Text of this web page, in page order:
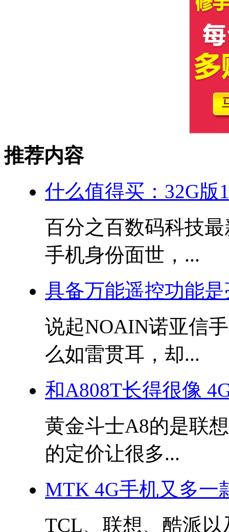
推荐内容
什么值得买：32G版
百分之百数码科技
手机身份面世，...
具备万能遥控功能
说起NOAIN诺亚信
么如雷贯耳，却...
和A808T长得很像
黄金斗士A8的是联
的定价让很多...
MTK 4G手机又多一
TCL、联想、酷派